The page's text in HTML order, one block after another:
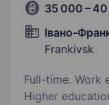
35 000 –
Івано-
Frankivsk
Full-time. Work
Higher education. Запрошуємо на